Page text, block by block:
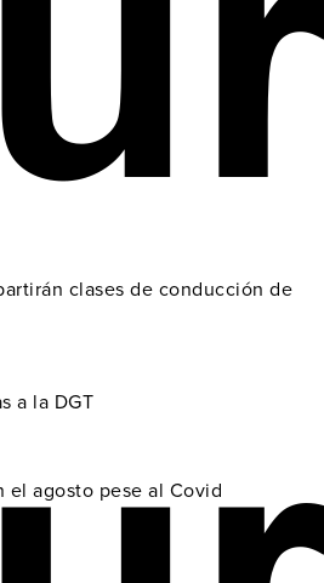
clases de conducción de
a la DGT
el agosto pese al Covid